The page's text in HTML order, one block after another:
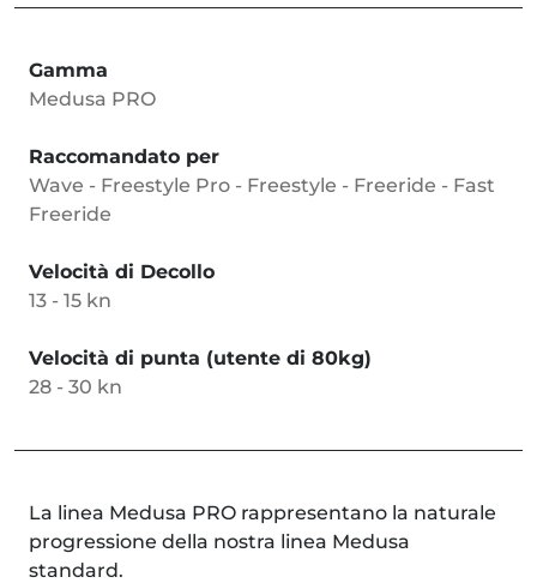
Gamma
Medusa PRO
Raccomandato per
Wave - Freestyle Pro - Freestyle - Freeride - Fast
Freeride
Velocità di Decollo
13 - 15 kn
Velocità di punta (utente di 80kg)
28 - 30 kn
La linea Medusa PRO rappresentano la naturale
progressione della nostra linea Medusa
standard.